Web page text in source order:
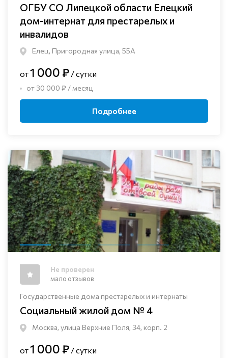
ОГБУ СО Липецкой области Елецкий
дом-интернат для престарелых и
инвалидов
Елец, Пригородная улица, 55А
от1 000 ₽ / сутки
от 30 000 ₽ / месяц
Подробнее
Государственные дома престарелых и интернаты
Социальный жилой дом № 4
Москва, улица Верхние Поля, 34, корп. 2
Не проверен
мало отзывов
от1 000 ₽ / сутки